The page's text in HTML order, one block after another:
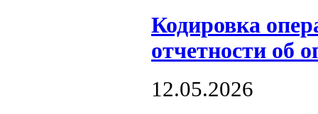
Кодировка
отчетности об
12.05.2026